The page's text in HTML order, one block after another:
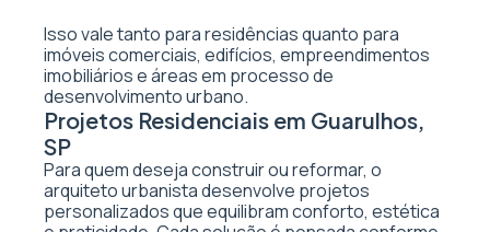
Isso vale tanto para residências quanto para
imóveis comerciais, edifícios, empreendimentos
imobiliários e áreas em processo de
desenvolvimento urbano.
Projetos Residenciais em Guarulhos,
SP
Para quem deseja construir ou reformar, o
arquiteto urbanista desenvolve projetos
personalizados que equilibram conforto, estética